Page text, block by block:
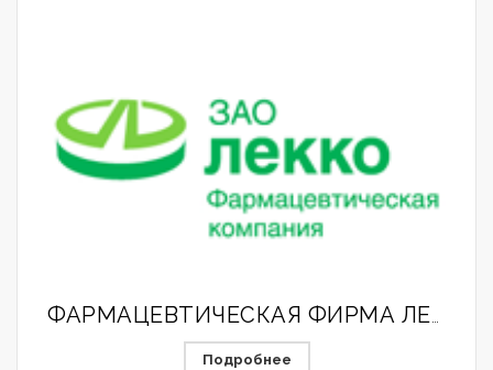
ФАРМАЦЕВТИЧЕСКАЯ ФИРМА ЛЕККО ЗАО
Подробнее